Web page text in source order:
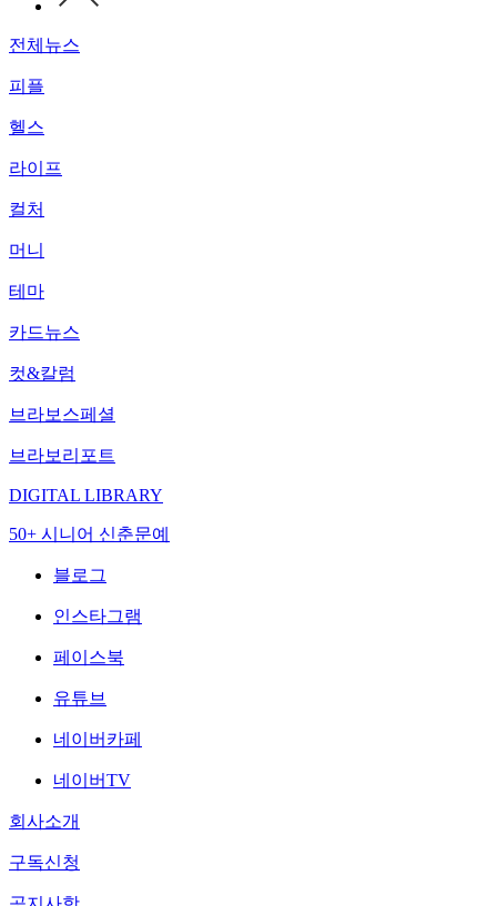
전체뉴스
피플
헬스
라이프
컬처
머니
테마
카드뉴스
컷&칼럼
브라보스페셜
브라보리포트
DIGITAL LIBRARY
50+ 시니어 신춘문예
블로그
인스타그램
페이스북
유튜브
네이버카페
네이버TV
회사소개
구독신청